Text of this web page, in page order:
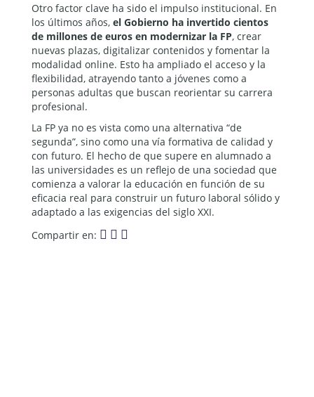
Otro factor clave ha sido el impulso institucional. En
los últimos años, el Gobierno ha invertido cientos
de millones de euros en modernizar la FP, crear
nuevas plazas, digitalizar contenidos y fomentar la
modalidad online. Esto ha ampliado el acceso y la
flexibilidad, atrayendo tanto a jóvenes como a
personas adultas que buscan reorientar su carrera
profesional.
La FP ya no es vista como una alternativa “de
segunda”, sino como una vía formativa de calidad y
con futuro. El hecho de que supere en alumnado a
las universidades es un reflejo de una sociedad que
comienza a valorar la educación en función de su
eficacia real para construir un futuro laboral sólido y
adaptado a las exigencias del siglo XXI.
Compartir en: